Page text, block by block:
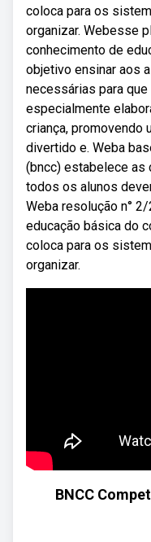
coloca para os
organizar. Webesse
conhecimento de
objetivo ensinar aos
necessárias para
especialmente
criança, promovendo
divertido e. Weba
(bncc) estabelece as
todos os alunos
Weba resolução n°
educação básica do
coloca para os
organizar.
BNCC